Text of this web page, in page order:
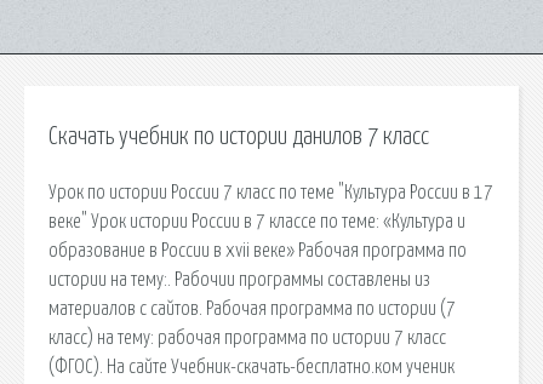
Скачать учебник по истории данилов 7 класс
Урок по истории России 7 класс по теме "Культура России в 17
веке" Урок истории России в 7 классе по теме: «Культура и
образование в России в xvii веке» Рабочая программа по
истории на тему:. Рабочии программы составлены из
материалов с сайтов. Рабочая программа по истории (7
класс) на тему: рабочая программа по истории 7 класс
(ФГОС). На сайте Учебник-скачать-бесплатно.ком ученик